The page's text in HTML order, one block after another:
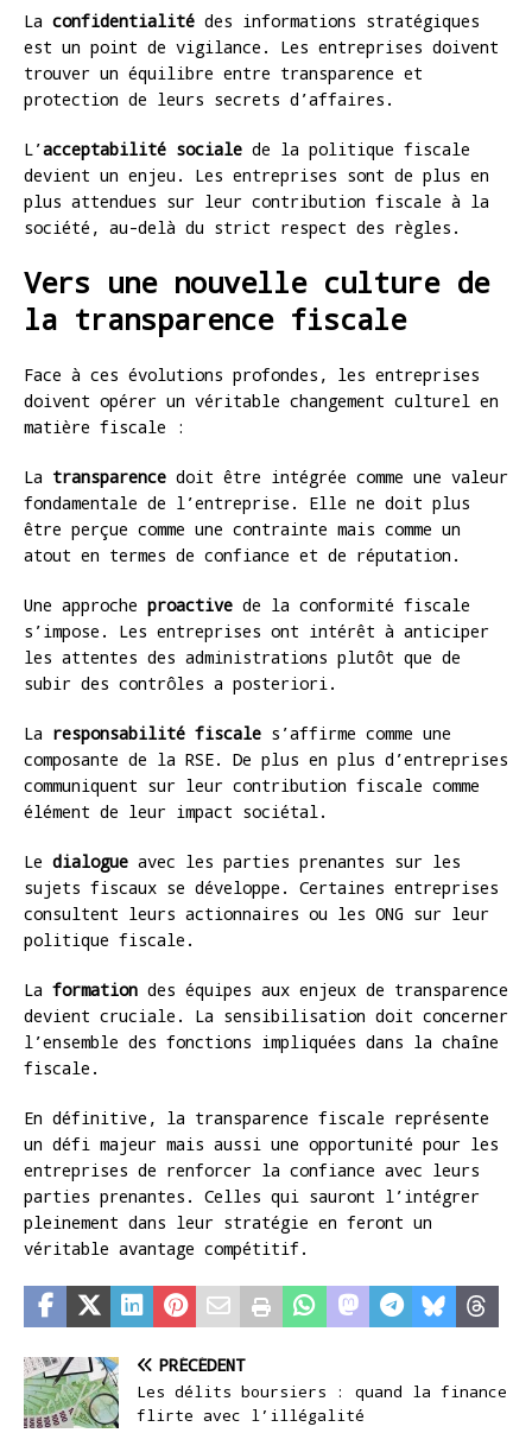
La confidentialité des informations stratégiques
est un point de vigilance. Les entreprises doivent
trouver un équilibre entre transparence et
protection de leurs secrets d’affaires.
L’acceptabilité sociale de la politique fiscale
devient un enjeu. Les entreprises sont de plus en
plus attendues sur leur contribution fiscale à la
société, au-delà du strict respect des règles.
Vers une nouvelle culture de
la transparence fiscale
Face à ces évolutions profondes, les entreprises
doivent opérer un véritable changement culturel en
matière fiscale :
La transparence doit être intégrée comme une valeur
fondamentale de l’entreprise. Elle ne doit plus
être perçue comme une contrainte mais comme un
atout en termes de confiance et de réputation.
Une approche proactive de la conformité fiscale
s’impose. Les entreprises ont intérêt à anticiper
les attentes des administrations plutôt que de
subir des contrôles a posteriori.
La responsabilité fiscale s’affirme comme une
composante de la RSE. De plus en plus d’entreprises
communiquent sur leur contribution fiscale comme
élément de leur impact sociétal.
Le dialogue avec les parties prenantes sur les
sujets fiscaux se développe. Certaines entreprises
consultent leurs actionnaires ou les ONG sur leur
politique fiscale.
La formation des équipes aux enjeux de transparence
devient cruciale. La sensibilisation doit concerner
l’ensemble des fonctions impliquées dans la chaîne
fiscale.
En définitive, la transparence fiscale représente
un défi majeur mais aussi une opportunité pour les
entreprises de renforcer la confiance avec leurs
parties prenantes. Celles qui sauront l’intégrer
pleinement dans leur stratégie en feront un
véritable avantage compétitif.
PRÉCÉDENT
Les délits boursiers : quand la finance
flirte avec l’illégalité